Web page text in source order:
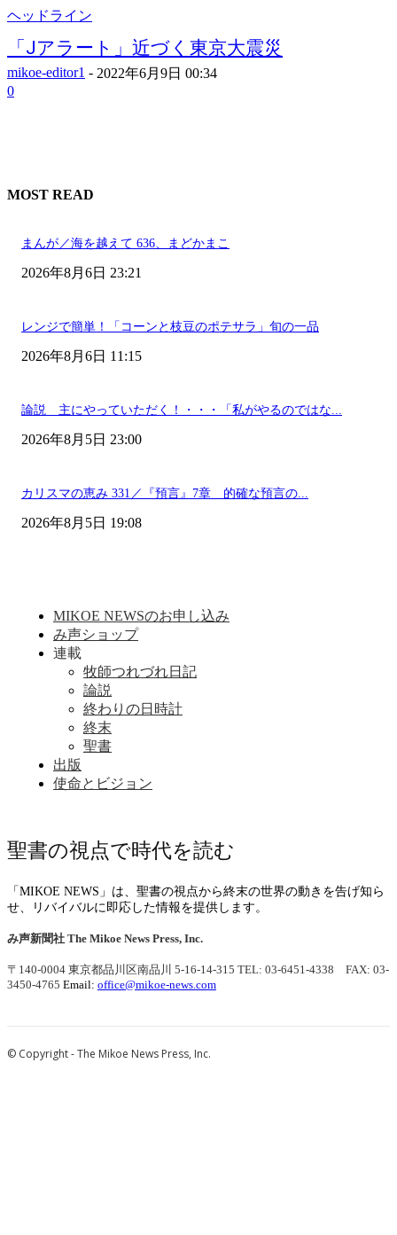
ヘッドライン
「Jアラート」近づく東京大震災
mikoe-editor1 - 2022年6月9日 00:34
0
MOST READ
まんが／海を越えて 636、まどかまこ
2026年8月6日 23:21
レンジで簡単！「コーンと枝豆のポテサラ」旬の一品
2026年8月6日 11:15
論説 主にやっていただく！・・・「私がやるのではな...
2026年8月5日 23:00
カリスマの恵み 331／『預言』7章 的確な預言の...
2026年8月5日 19:08
MIKOE NEWSのお申し込み
み声ショップ
連載
牧師つれづれ日記
論説
終わりの日時計
終末
聖書
出版
使命とビジョン
聖書の視点で時代を読む
「MIKOE NEWS」は、聖書の視点から終末の世界の動きを告げ知ら
せ、リバイバルに即応した情報を提供します。
み声新聞社 The Mikoe News Press, Inc.
〒140-0004 東京都品川区南品川 5-16-14-315 TEL: 03-6451-4338 FAX: 03-
3450-4765 Email: office@mikoe-news.com
© Copyright - The Mikoe News Press, Inc.